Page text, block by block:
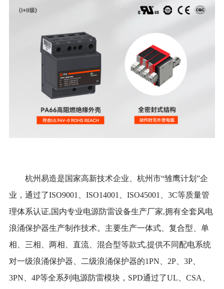
杭州易造是国家高新技术企业、杭州市“雏鹰计划”企
业，通过了ISO9001、ISO14001、ISO45001、3C等质量管
理体系认证,国内专业电源防雷设备生产厂家,拥有全套风电
浪涌保护器生产制作技术。主要生产一体式、复合型、单
相、三相、两相、直流、混合型等款式,提供不同配电系统
对一级浪涌保护器、二级浪涌保护器的1PN、2P、3P、
3PN、4P等全系列电源防雷模块，SPD通过了UL、CSA、